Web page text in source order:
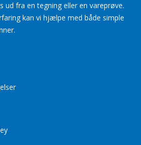
ud fra en tegning eller en vareprøve.
kan vi hjælpe med både simple